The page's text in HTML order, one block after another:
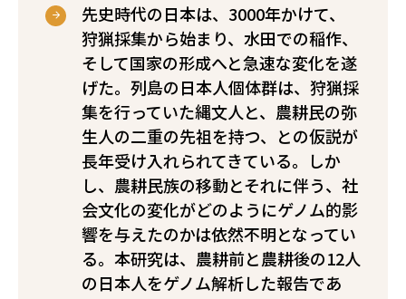
先史時代の日本は、3000年かけて、
狩猟採集から始まり、水田での稲作、
そして国家の形成へと急速な変化を遂
げた。列島の日本人個体群は、狩猟採
集を行っていた縄文人と、農耕民の弥
生人の二重の先祖を持つ、との仮説が
長年受け入れられてきている。しか
し、農耕民族の移動とそれに伴う、社
会文化の変化がどのようにゲノム的影
響を与えたのかは依然不明となってい
る。本研究は、農耕前と農耕後の12人
の日本人をゲノム解析した報告であ